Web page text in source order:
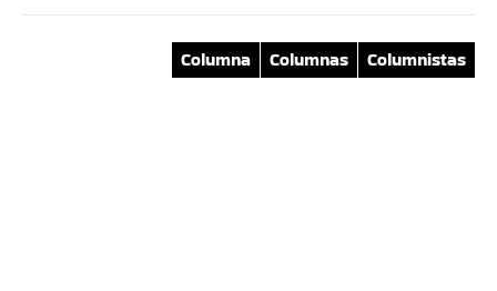
Columna Columnas Columnistas